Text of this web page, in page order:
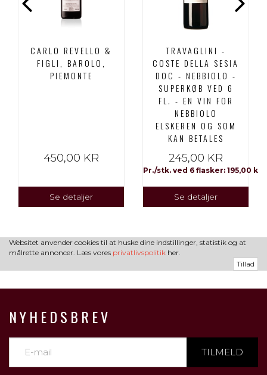
CARLO REVELLO &
FIGLI, BAROLO,
PIEMONTE
450,00 KR
Se detaljer
TRAVAGLINI -
COSTE DELLA SESIA
DOC - NEBBIOLO -
SUPERKØB VED 6
FL. - EN VIN FOR
NEBBIOLO
ELSKEREN OG SOM
KAN BETALES
245,00 KR
Pr./stk. ved 6 flasker: 195,00 kr
Se detaljer
Websitet anvender cookies til at huske dine indstillinger, statistik og at
målrette annoncer. Læs vores privatlivspolitik her.
Tillad
NYHEDSBREV
TILMELD